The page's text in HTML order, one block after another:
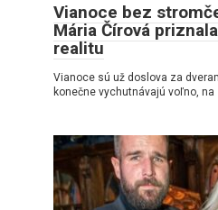
Vianoce bez
Mária Čírová
realitu
Vianoce sú už doslova za
konečne vychutnávajú voľno, na